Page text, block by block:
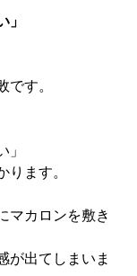
す。
」
ます。
マカロンを敷き
が出てしまいま